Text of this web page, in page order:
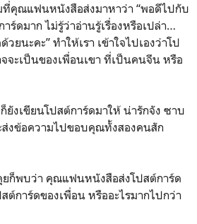
ที่คุณแฟนหนังสือส่งมาหาว่า “พอดีไปกับ
ร์ดมาก ไม่รู้ว่าอ่านรู้เรื่องหรือเปล่า…
ยนะคะ” ทำให้เรา เข้าใจไปเองว่าโป
จะเป็นของเพื่อนเขา ที่เป็นคนจีน หรือ
ยังเขียนโปสต์การ์ดมาให้ น่ารักจัง ซาบ
ส่งข้อความไปขอบคุณทั้งสองคนสัก
ก็พบว่า คุณแฟนหนังสือส่งโปสต์การ์ด
ต์การ์ดของเพื่อน หรืออะไรมากไปกว่า